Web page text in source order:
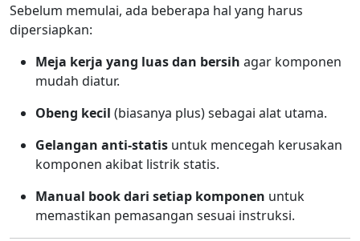
Sebelum memulai, ada beberapa hal yang harus
dipersiapkan:
Meja kerja yang luas dan bersih agar komponen
mudah diatur.
Obeng kecil (biasanya plus) sebagai alat utama.
Gelangan anti-statis untuk mencegah kerusakan
komponen akibat listrik statis.
Manual book dari setiap komponen untuk
memastikan pemasangan sesuai instruksi.